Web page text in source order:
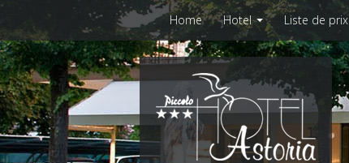
Home Hotel Liste de prix